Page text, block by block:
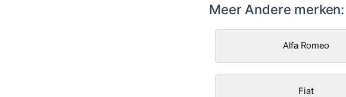
Meer Andere merken:
Alfa Romeo
Fiat